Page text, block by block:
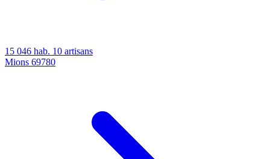
15 046 hab. 10 artisans
Mions 69780